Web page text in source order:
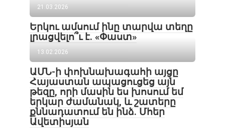
21.03.2026
Երկու ամսում ինը տարվա տեղը
լրացվելո՞ւ է. «Փաստ»
13.02.2026
ԱՄՆ-ի փոխնախագահի այցը
Հայաստան ապացուցեց այն
թեզը, որի մասին ես խոսում եմ
երկար ժամանակ, և շատերը
քննադատում են ինձ. Մհեր
Ավետիսյան